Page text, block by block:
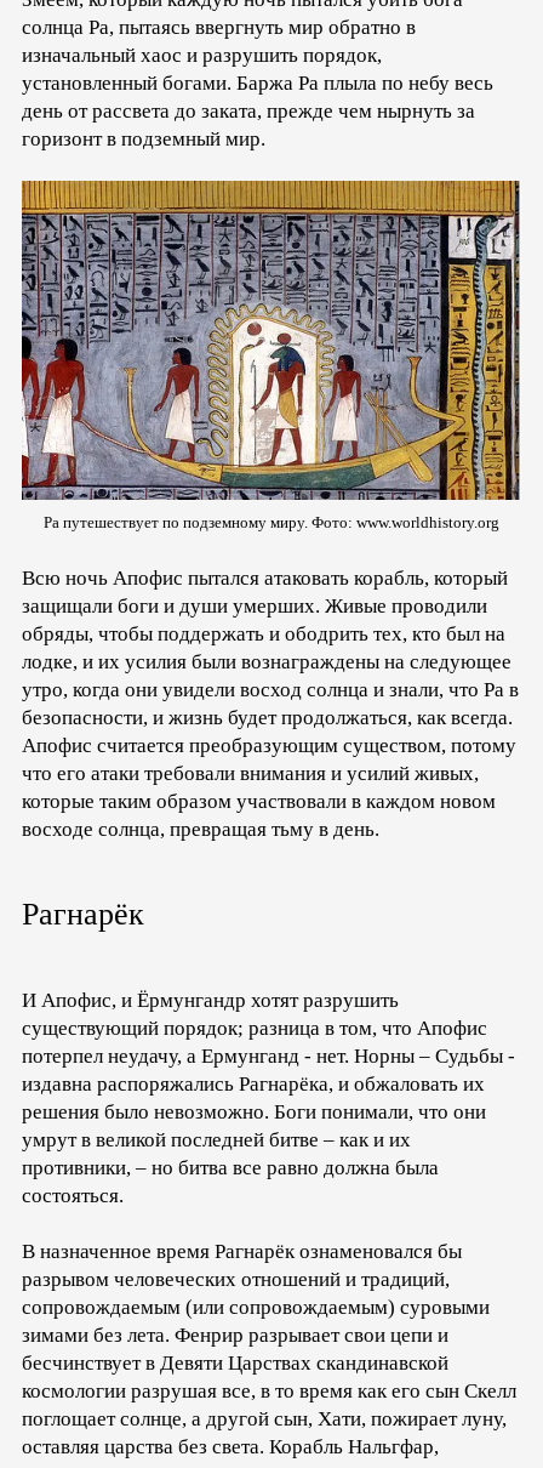
солнца Ра, пытаясь ввергнуть мир обратно в
изначальный хаос и разрушить порядок,
установленный богами. Баржа Ра плыла по небу весь
день от рассвета до заката, прежде чем нырнуть за
горизонт в подземный мир.
Ра путешествует по подземному миру. Фото: www.worldhistory.org
Всю ночь Апофис пытался атаковать корабль, который
защищали боги и души умерших. Живые проводили
обряды, чтобы поддержать и ободрить тех, кто был на
лодке, и их усилия были вознаграждены на следующее
утро, когда они увидели восход солнца и знали, что Ра в
безопасности, и жизнь будет продолжаться, как всегда.
Апофис считается преобразующим существом, потому
что его атаки требовали внимания и усилий живых,
которые таким образом участвовали в каждом новом
восходе солнца, превращая тьму в день.
Рагнарёк
И Апофис, и Ёрмунгандр хотят разрушить
существующий порядок; разница в том, что Апофис
потерпел неудачу, а Ермунганд - нет. Норны – Судьбы -
издавна распоряжались Рагнарёка, и обжаловать их
решения было невозможно. Боги понимали, что они
умрут в великой последней битве – как и их
противники, – но битва все равно должна была
состояться.
В назначенное время Рагнарёк ознаменовался бы
разрывом человеческих отношений и традиций,
сопровождаемым (или сопровождаемым) суровыми
зимами без лета. Фенрир разрывает свои цепи и
бесчинствует в Девяти Царствах скандинавской
космологии разрушая все, в то время как его сын Скелл
поглощает солнце, а другой сын, Хати, пожирает луну,
оставляя царства без света. Корабль Нальгфар,